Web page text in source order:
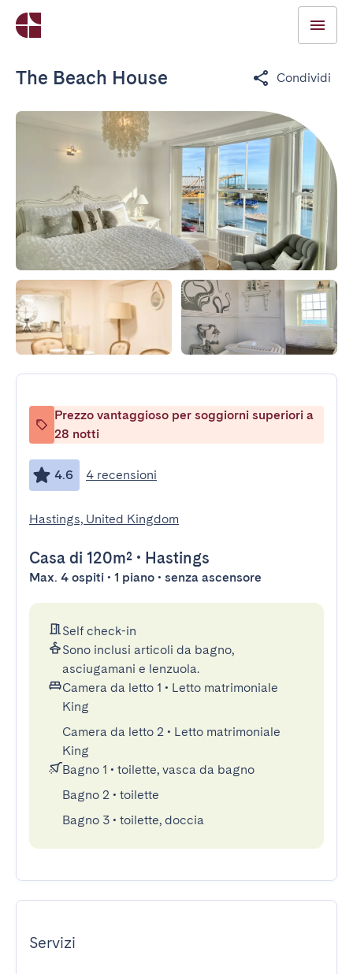
The Beach House Condividi
Prezzo vantaggioso per soggiorni superiori a
28 notti
4.6 4 recensioni
Hastings, United Kingdom
Casa di 120m² • Hastings
Max. 4 ospiti • 1 piano • senza ascensore
Self check-in
Sono inclusi articoli da bagno,
asciugamani e lenzuola.
Camera da letto 1 • Letto matrimoniale
King
Camera da letto 2 • Letto matrimoniale
King
Bagno 1 • toilette, vasca da bagno
Bagno 2 • toilette
Bagno 3 • toilette, doccia
Servizi